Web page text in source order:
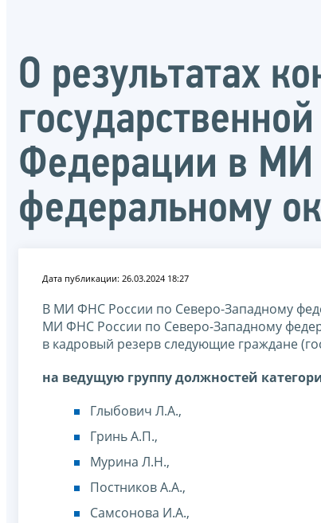
О результатах
Федерации в МИ
федеральному
Дата публикации: 26.03.2024 18:27
В МИ ФНС России по Северо-Западному
МИ ФНС России по Северо-Западному
в кадровый резерв следующие граждане
на ведущую группу должностей
Глыбович Л.А.,
Гринь А.П.,
Мурина Л.Н.,
Постников А.А.,
Самсонова И.А.,